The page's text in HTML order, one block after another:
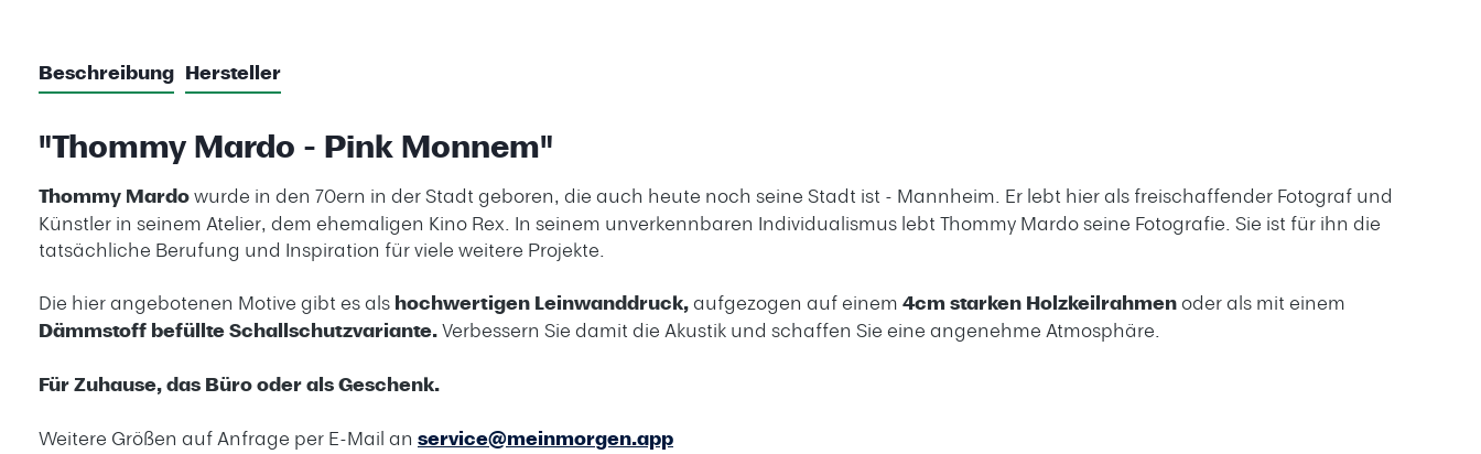
Beschreibung Hersteller
"Thommy Mardo - Pink Monnem"
Thommy Mardowurde in den 70ern in der Stadt geboren, die auch heute noch seine Stadt ist - Mannheim. Er lebt hier als freischaffender Fotograf und
Künstler in seinem Atelier, dem ehemaligen Kino Rex. In seinem unverkennbaren Individualismus lebt Thommy Mardo seine Fotografie. Sie ist für ihn die
tatsächliche Berufung und Inspiration für viele weitere Projekte.
Die hier angebotenen Motive gibt es als hochwertigen Leinwanddruck,aufgezogen auf einem 4cm starken Holzkeilrahmenoder als mit einem
Dämmstoff befüllte Schallschutzvariante.Verbessern Sie damit die Akustik und schaffen Sie eine angenehme Atmosphäre.
Für Zuhause, das Büro oder als Geschenk.
Weitere Größen auf Anfrage per E-Mail an service@meinmorgen.app